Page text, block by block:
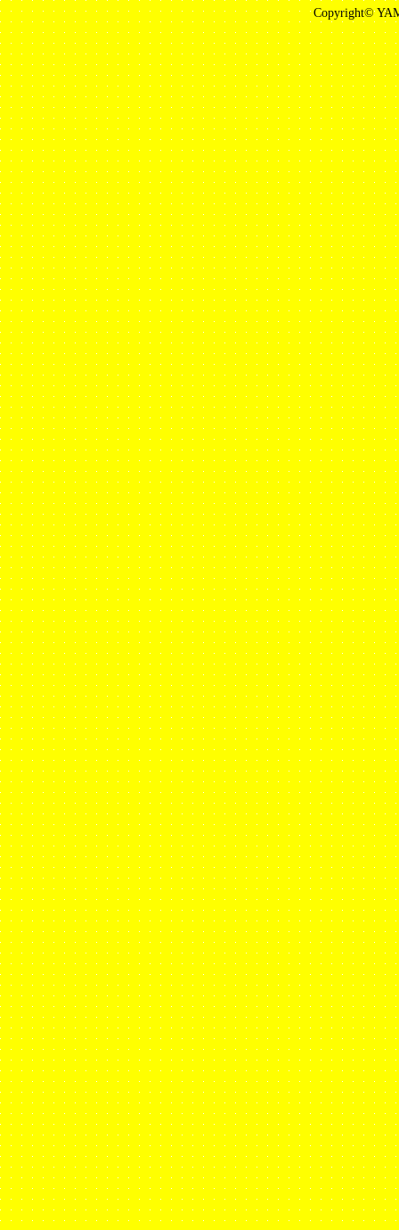
Copyright©